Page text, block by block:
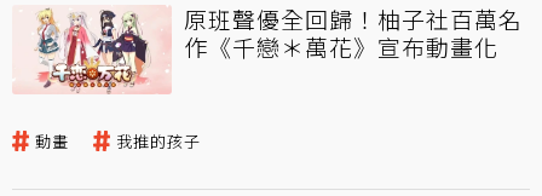
原班聲優全回歸！柚子社百萬名
作《千戀＊萬花》宣布動畫化
動畫 我推的孩子